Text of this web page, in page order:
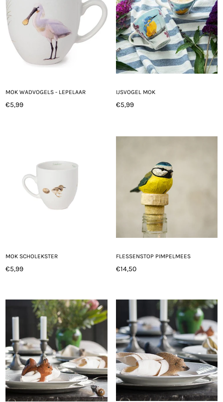
MOK WADVOGELS - LEPELAAR
Normale
€5,99
IJSVOGEL MOK
Normale
€5,99
MOK SCHOLEKSTER
Normale
€5,99
FLESSENSTOP PIMPELMEES
Normale
€14,50